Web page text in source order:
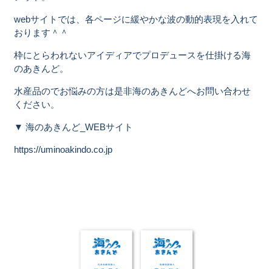
webサイトでは、各ページに緩やかな波の動的表現を入れて
おります＾＾
枠にとらわれないアイディアでプロデュースを仕掛ける海
のあきんど。
水産品のでお悩みの方は是非海のあきんどへお問い合わせ
ください。
▼ 海のあきんど_WEBサイト
https://uminoakindo.co.jp